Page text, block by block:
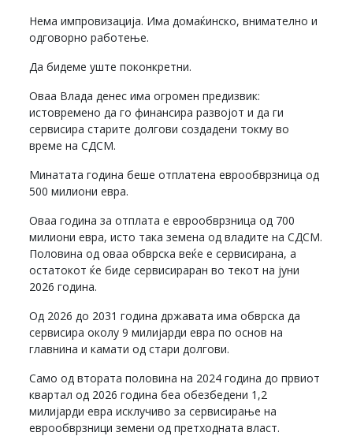
Нема импровизација. Има домаќинско, внимателно и
одговорно работење.
Да бидеме уште поконкретни.
Оваа Влада денес има огромен предизвик:
истовремено да го финансира развојот и да ги
сервисира старите долгови создадени токму во
време на СДСМ.
Минатата година беше отплатена еврообврзница од
500 милиони евра.
Оваа година за отплата е еврообврзница од 700
милиони евра, исто така земена од владите на СДСМ.
Половина од оваа обврска веќе е сервисирана, а
остатокот ќе биде сервисираран во текот на јуни
2026 година.
Од 2026 до 2031 година државата има обврска да
сервисира околу 9 милијарди евра по основ на
главнина и камати од стари долгови.
Само од втората половина на 2024 година до првиот
квартал од 2026 година беа обезбедени 1,2
милијарди евра исклучиво за сервисирање на
еврообврзници земени од претходната власт.